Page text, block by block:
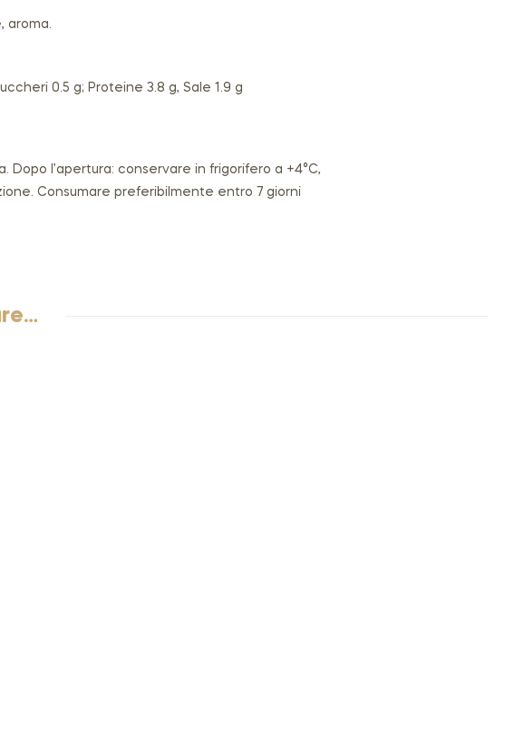
aroma.
0.5 g; Proteine 3.8 g, Sale 1.9 g
l’apertura: conservare in frigorifero a +4°C,
Consumare preferibilmente entro 7 giorni